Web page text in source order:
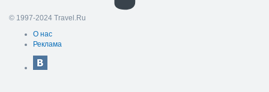
© 1997-2024 Travel.Ru
О нас
Реклама